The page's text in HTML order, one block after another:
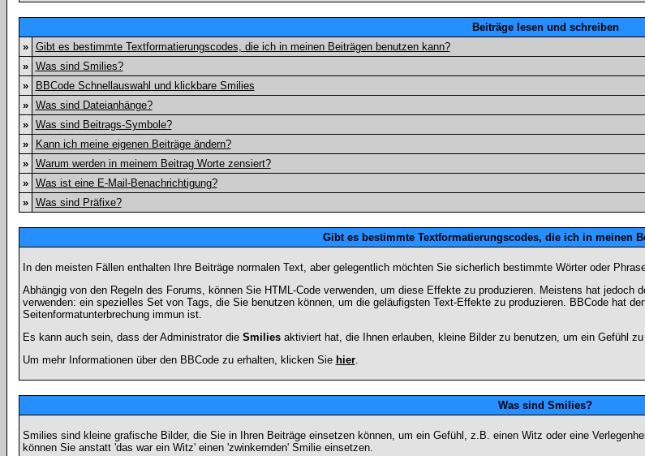
Beiträge lesen und schreiben
»
Gibt es bestimmte Textformatierungscodes, die ich in meinen Beiträgen benutzen kann?
»
Was sind Smilies?
»
BBCode Schnellauswahl und klickbare Smilies
»
Was sind Dateianhänge?
»
Was sind Beitrags-Symbole?
»
Kann ich meine eigenen Beiträge ändern?
»
Warum werden in meinem Beitrag Worte zensiert?
»
Was ist eine E-Mail-Benachrichtigung?
»
Was sind Präfixe?
Gibt es bestimmte Textformatierungscodes, die ich in meinen
In den meisten Fällen enthalten Ihre Beiträge normalen Text, aber gelegentlich möchten Sie sicherlich bestimmte Wörter oder
Abhängig von den Regeln des Forums, können Sie HTML-Code verwenden, um diese Effekte zu produzieren. Meistens hat
verwenden: ein spezielles Set von Tags, die Sie benutzen können, um die geläufigsten Text-Effekte zu produzieren. BBCode hat
Seitenformatunterbrechung immun ist.
Es kann auch sein, dass der Administrator die Smiliesaktiviert hat, die Ihnen erlauben, kleine Bilder zu benutzen, um ein Gefühl
Um mehr Informationen über den BBCode zu erhalten, klicken Sie hier.
Was sind Smilies?
Smilies sind kleine grafische Bilder, die Sie in Ihren Beiträge einsetzen können, um ein Gefühl, z.B. einen Witz oder eine
können Sie anstatt 'das war ein Witz' einen 'zwinkernden' Smilie einsetzen.